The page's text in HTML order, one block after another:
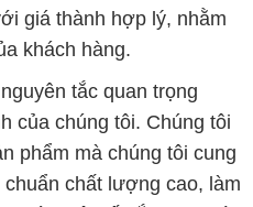
giá thành hợp lý, nhằm
khách hàng.
tắc quan trọng
của chúng tôi. Chúng tôi
phẩm mà chúng tôi cung
chất lượng cao, làm